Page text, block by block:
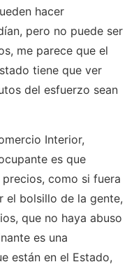
hacer
pero no puede ser
me parece que el
tiene que ver
del esfuerzo sean
Interior,
es que
como si fuera
el bolsillo de la gente,
que no haya abuso
es una
están en el Estado,